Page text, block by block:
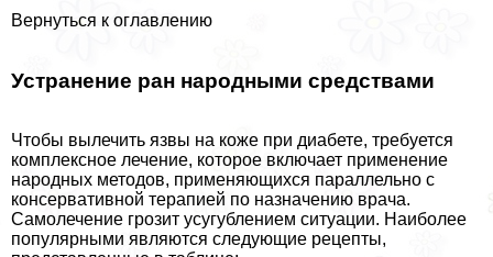
Вернуться к оглавлению
Устранение ран народными средствами
Чтобы вылечить язвы на коже при диабете, требуется
комплексное лечение, которое включает применение
народных методов, применяющихся параллельно с
консервативной терапией по назначению врача.
Самолечение грозит усугублением ситуации. Наиболее
популярными являются следующие рецепты,